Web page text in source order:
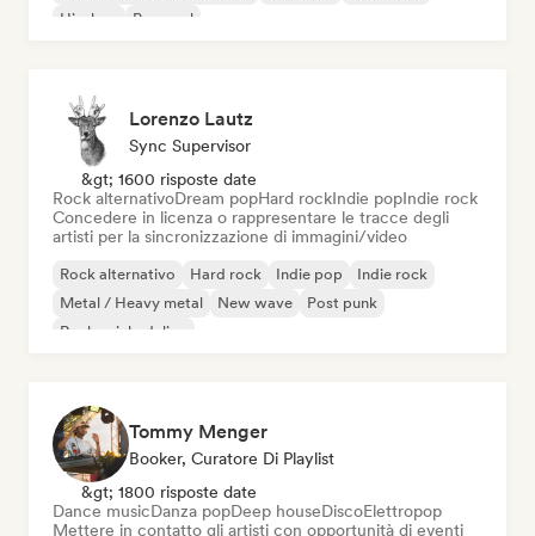
Hip-hop
Pop soul
Lorenzo Lautz
Sync Supervisor
&gt; 1600 risposte date
Rock alternativoDream popHard rockIndie popIndie rock
Concedere in licenza o rappresentare le tracce degli
artisti per la sincronizzazione di immagini/video
Rock alternativo Hard rock Indie pop
Indie rock
Metal / Heavy metal
New wave
Post punk
Rock psichedelico
Tommy Menger
Booker, Curatore Di Playlist
&gt; 1800 risposte date
Dance musicDanza popDeep houseDiscoElettropop
Mettere in contatto gli artisti con opportunità di eventi